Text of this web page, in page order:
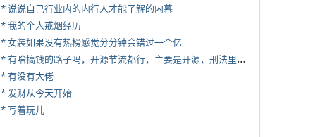
* 说说自己行业内的内行人才能了解的内幕
* 我的个人戒烟经历
* 女装如果没有热榜感觉分分钟会错过一个亿
*
有啥搞钱的路子吗，开源节流都行，主要是开源，刑法里的咱不做
* 有没有大佬
* 发财从今天开始
* 写着玩儿